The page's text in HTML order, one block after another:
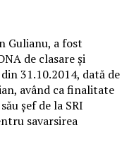
Gulianu, a fost
de clasare şi
31.10.2014, dată de
având ca finalitate
şef de la SRI
savarsirea